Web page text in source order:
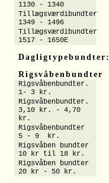
1130 - 1340
Tillægsværdibundter
1349 - 1496
Tillægsværdibundter
1517 - 1650E
Dagligtypebundter:
Rigsvåbenbundter
Rigsvåbenbundter.
1- 3 kr.
Rigsvåbenbundter.
3,10 kr. - 4,70
kr.
Rigsvåbenbundter
5 - 9 kr.
Rigsvåben bundter
10 kr til 18 kr.
Rigsvåben bundter
20 kr - 50 kr.